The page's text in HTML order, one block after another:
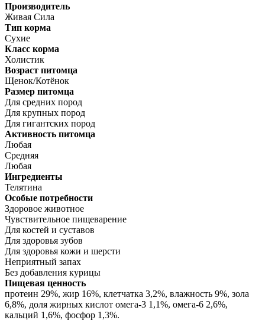
Производитель
Живая Сила
Тип корма
Сухие
Класс корма
Холистик
Возраст питомца
Щенок/Котёнок
Размер питомца
Для средних пород
Для крупных пород
Для гигантских пород
Активность питомца
Любая
Средняя
Любая
Ингредиенты
Телятина
Особые потребности
Здоровое животное
Чувствительное пищеварение
Для костей и суставов
Для здоровья зубов
Для здоровья кожи и шерсти
Неприятный запах
Без добавления курицы
Пищевая ценность
протеин 29%, жир 16%, клетчатка 3,2%, влажность 9%, зола
6,8%, доля жирных кислот омега-3 1,1%, омега-6 2,6%,
кальций 1,6%, фосфор 1,3%.